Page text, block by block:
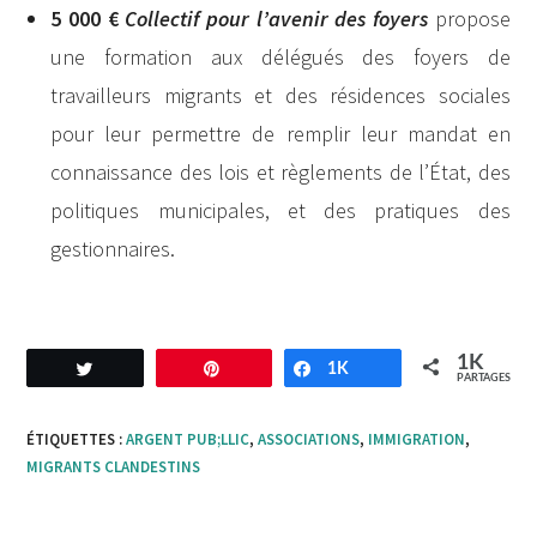
5 000 € Collectif pour l’avenir des foyerspropose
une formation aux délégués des foyers de
travailleurs migrants et des résidences sociales
pour leur permettre de remplir leur mandat en
connaissance des lois et règlements de l’État, des
politiques municipales, et des pratiques des
gestionnaires.
Enregistrer Partagez
1K 1K
PARTAGES
ÉTIQUETTES : ARGENT PUB;LLIC, ASSOCIATIONS, IMMIGRATION,
MIGRANTS CLANDESTINS